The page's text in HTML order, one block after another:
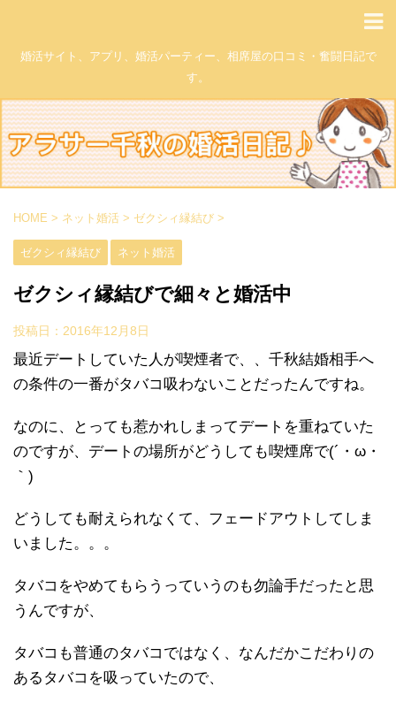
婚活サイト、アプリ、婚活パーティー、相席屋の口コミ・奮闘日記で
す。
HOME > ネット婚活 > ゼクシィ縁結び >
ゼクシィ縁結び ネット婚活
ゼクシィ縁結びで細々と婚活中
投稿日： 2016年12月8日
最近デートしていた人が喫煙者で、、千秋結婚相手へ
の条件の一番がタバコ吸わないことだったんですね。
なのに、とっても惹かれしまってデートを重ねていた
のですが、デートの場所がどうしても喫煙席で(´・ω・
｀)
どうしても耐えられなくて、フェードアウトしてしま
いました。。。
タバコをやめてもらうっていうのも勿論手だったと思
うんですが、
タバコも普通のタバコではなく、なんだかこだわりの
あるタバコを吸っていたので、